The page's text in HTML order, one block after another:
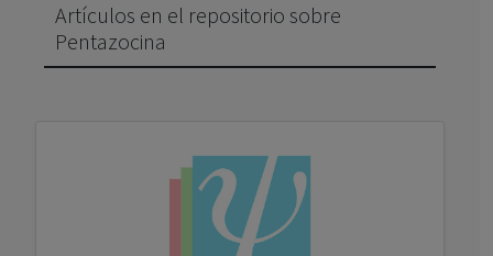
Artículos en el repositorio sobre
Pentazocina